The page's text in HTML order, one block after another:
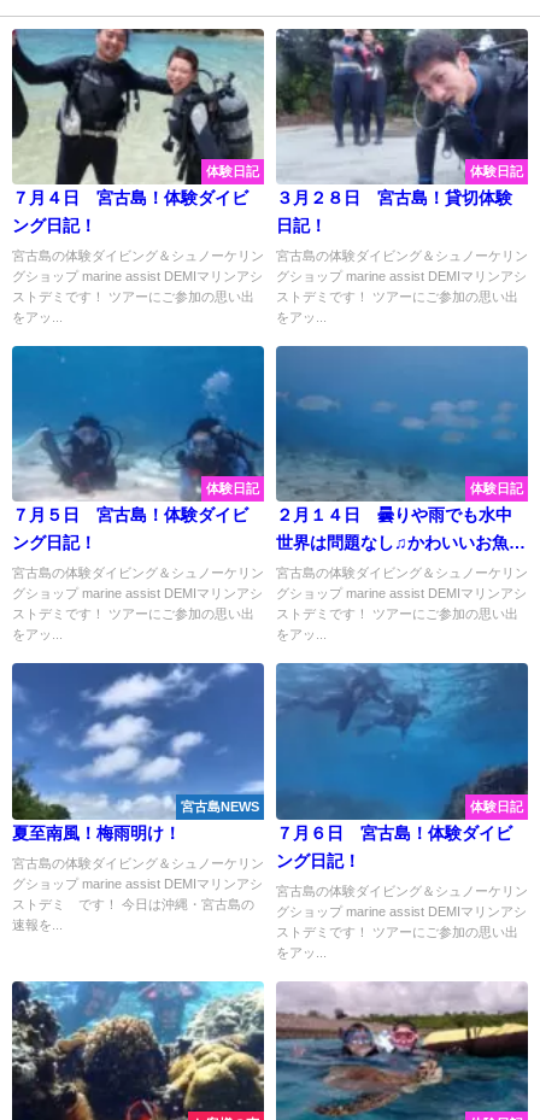
体験日記
７月４日 宮古島！体験ダイビ
ング日記！
宮古島の体験ダイビング＆シュノーケリン
グショップ marine assist DEMIマリンアシ
ストデミです！ ツアーにご参加の思い出
をアッ...
体験日記
３月２８日 宮古島！貸切体験
日記！
宮古島の体験ダイビング＆シュノーケリン
グショップ marine assist DEMIマリンアシ
ストデミです！ ツアーにご参加の思い出
をアッ...
体験日記
７月５日 宮古島！体験ダイビ
ング日記！
宮古島の体験ダイビング＆シュノーケリン
グショップ marine assist DEMIマリンアシ
ストデミです！ ツアーにご参加の思い出
をアッ...
体験日記
２月１４日 曇りや雨でも水中
世界は問題なし♫かわいいお魚に
会いに体験ダイビングでGO☆
宮古島の体験ダイビング＆シュノーケリン
グショップ marine assist DEMIマリンアシ
ストデミです！ ツアーにご参加の思い出
をアッ...
宮古島NEWS
夏至南風！梅雨明け！
宮古島の体験ダイビング＆シュノーケリン
グショップ marine assist DEMIマリンアシ
ストデミ です！ 今日は沖縄・宮古島の
速報を...
体験日記
７月６日 宮古島！体験ダイビ
ング日記！
宮古島の体験ダイビング＆シュノーケリン
グショップ marine assist DEMIマリンアシ
ストデミです！ ツアーにご参加の思い出
をアッ...